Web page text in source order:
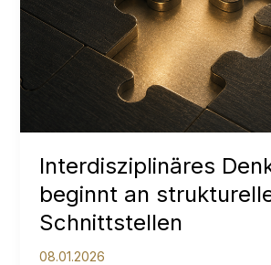
Interdisziplinäres
beginnt an
Schnittstellen
08.01.2026